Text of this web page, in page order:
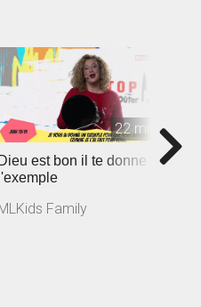
22 min
Dieu est bon il te donne
l'exemple
MLKids Family